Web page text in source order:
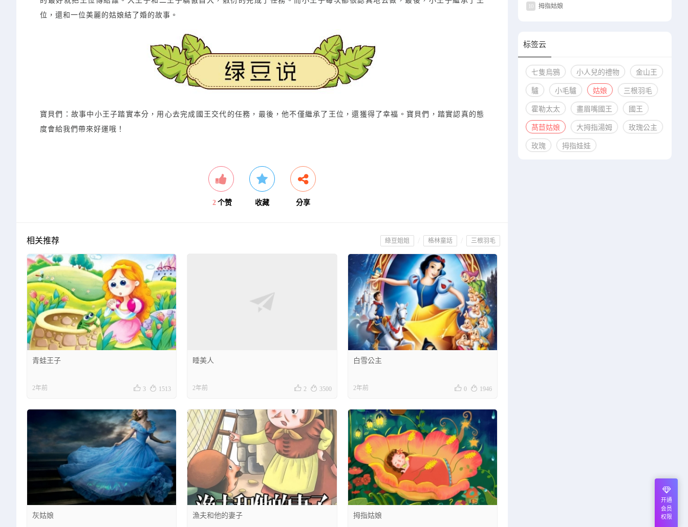
位，還和一位美麗的姑娘結了婚的故事。
寶貝們：故事中小王子踏實本分，用心去完成國王交代的任務，最後，他不僅繼承了王位，還獲得了幸福。寶貝們，踏實認真的態
度會給我們帶來好運哦！
2 个赞 收藏 分享
相关推荐 三根羽毛
格林童話
綠豆姐姐
青蛙王子
2年前  3  1513
睡美人
2年前  2  3500
白雪公主
2年前  0  1946
灰姑娘 漁夫和他的妻子 拇指姑娘
10 拇指姑娘
标签云
七隻烏鴉 小人兒的禮物 金山王
驢 小毛驢 姑娘 三根羽毛
霍勒太太 畫眉嘴國王 國王
萵苣姑娘 大拇指湯姆 玫瑰公主
玫瑰 拇指娃娃
开通
会员
权限